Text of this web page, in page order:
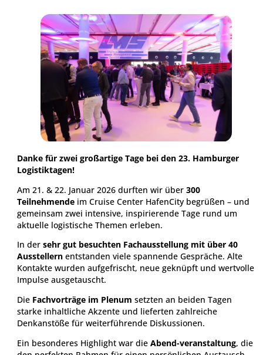
Danke für zwei großartige Tage bei den 23. Hamburger
Logistiktagen!
Am 21. & 22. Januar 2026 durften wir über 300
Teilnehmendeim Cruise Center HafenCity begrüßen – und
gemeinsam zwei intensive, inspirierende Tage rund um
aktuelle logistische Themen erleben.
In dersehr gut besuchten Fachausstellung mit über 40
Ausstellernentstanden viele spannende Gespräche. Alte
Kontakte wurden aufgefrischt, neue geknüpft und wertvolle
Impulse ausgetauscht.
DieFachvorträge im Plenumsetzten an beiden Tagen
starke inhaltliche Akzente und lieferten zahlreiche
Ein besonderes Highlight war die Abend-veranstaltung, die